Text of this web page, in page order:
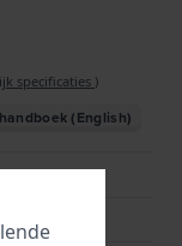
specificaties )
(English)